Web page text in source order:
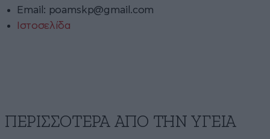
Email: poamskp@gmail.com
Ιστοσελίδα
ΠΕΡΙΣΣΟΤΕΡΑ ΑΠΟ ΤΗΝ ΥΓΕΙΑ